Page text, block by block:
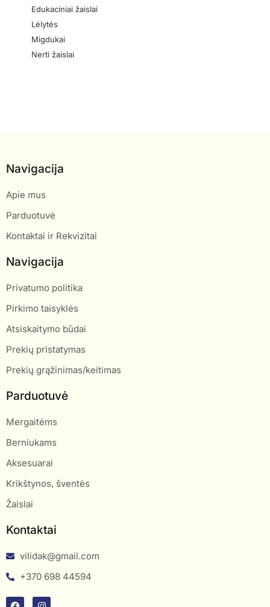
Edukaciniai žaislai
Lėlytės
Migdukai
Nerti žaislai
Navigacija
Apie mus
Parduotuvė
Kontaktai ir Rekvizitai
Navigacija
Privatumo politika
Pirkimo taisyklės
Atsiskaitymo būdai
Prekių pristatymas
Prekių grąžinimas/keitimas
Parduotuvė
Mergaitėms
Berniukams
Aksesuarai
Krikštynos, šventės
Žaislai
Kontaktai
vilidak@gmail.com
+370 698 44594